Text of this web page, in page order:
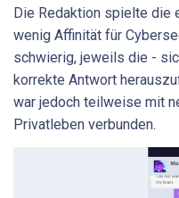
Die Redaktion spielte die
wenig Affinität für
schwierig, jeweils die -
korrekte Antwort
war jedoch teilweise mit
Privatleben verbunden.